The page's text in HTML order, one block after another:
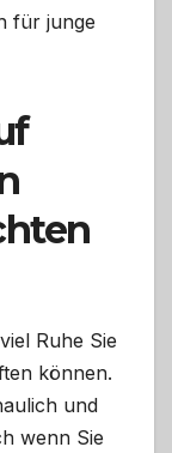
für junge
Ruhe Sie
können.
und
wenn Sie